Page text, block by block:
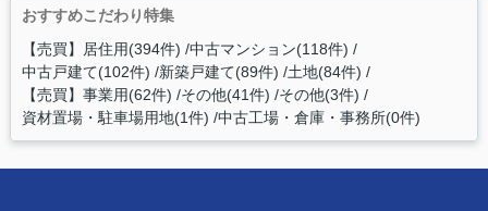
おすすめこだわり特集
【売買】居住用(394件) 中古マンション(118件)
中古戸建て(102件) 新築戸建て(89件) 土地(84件)
【売買】事業用(62件) その他(41件) その他(3件)
資材置場・駐車場用地(1件) 中古工場・倉庫・事務所(0件)